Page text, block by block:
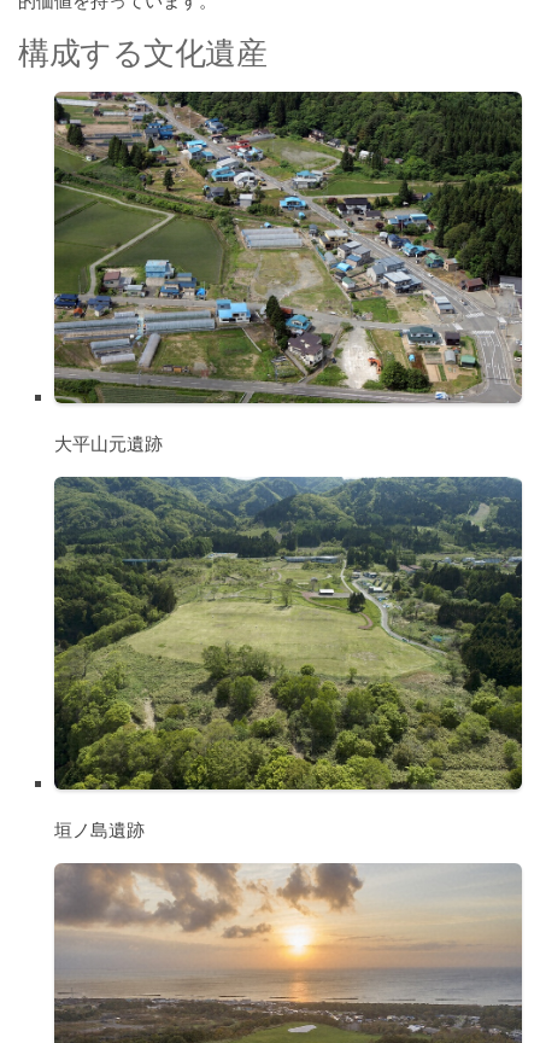
構成する文化遺産
大平山元遺跡
垣ノ島遺跡